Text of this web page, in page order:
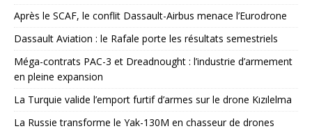
Après le SCAF, le conflit Dassault-Airbus menace l’Eurodrone
Dassault Aviation : le Rafale porte les résultats semestriels
Méga-contrats PAC-3 et Dreadnought : l’industrie d’armement
en pleine expansion
La Turquie valide l’emport furtif d’armes sur le drone Kızılelma
La Russie transforme le Yak-130M en chasseur de drones